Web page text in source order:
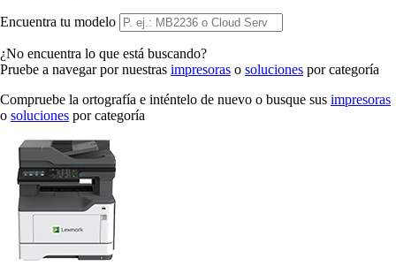
Encuentra tu modelo
¿No encuentra lo que está buscando?
Pruebe a navegar por nuestras impresoras o soluciones por categoría
Compruebe la ortografía e inténtelo de nuevo o busque sus impresoras
o soluciones por categoría